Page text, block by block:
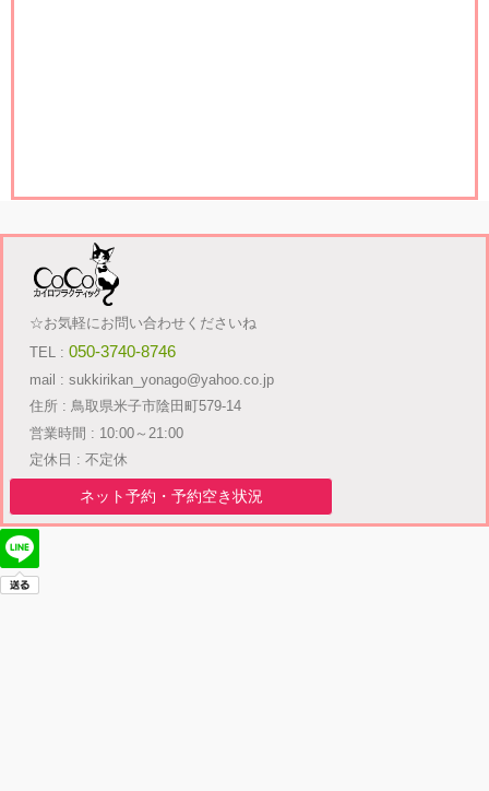
☆お気軽にお問い合わせくださいね
TEL :050-3740-8746
mail : sukkirikan_yonago@yahoo.co.jp
住所 : 鳥取県米子市陰田町579-14
営業時間 : 10:00～21:00
定休日 : 不定休
ネット予約・予約空き状況